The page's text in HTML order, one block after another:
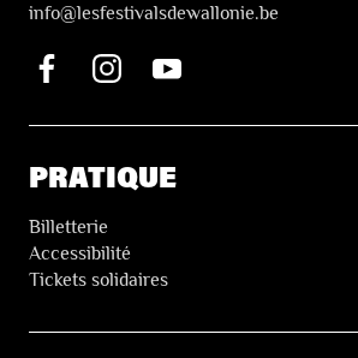
info@lesfestivalsdewallonie.be
PRATIQUE
Billetterie
Accessibilité
Tickets solidaires